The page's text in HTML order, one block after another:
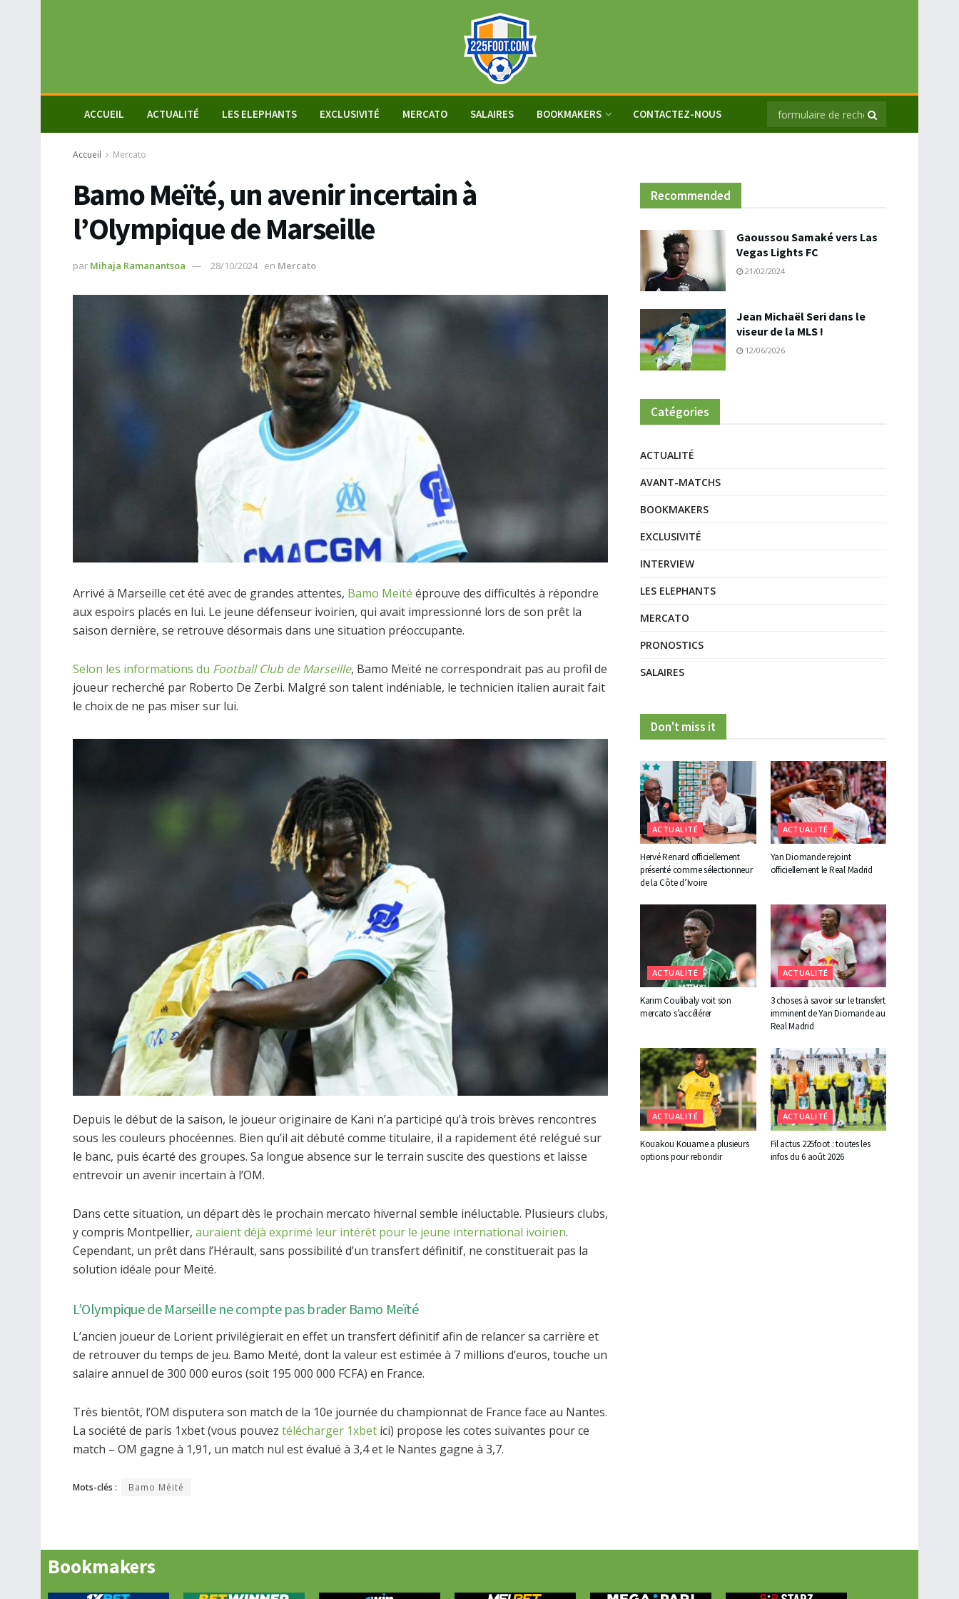
ACCUEIL ACTUALITÉ LES ELEPHANTS EXCLUSIVITÉ MERCATO SALAIRES BOOKMAKERS CONTACTEZ-NOUS
Accueil Mercato
Bamo Meïté, un avenir incertain à
l’Olympique de Marseille
par Mihaja Ramanantsoa 28/10/2024 en Mercato
Arrivé à Marseille cet été avec de grandes attentes, Bamo Meïté éprouve des difficultés à répondre
aux espoirs placés en lui. Le jeune défenseur ivoirien, qui avait impressionné lors de son prêt la
saison dernière, se retrouve désormais dans une situation préoccupante.
Selon les informations du Football Club de Marseille, Bamo Meïté ne correspondrait pas au profil de
joueur recherché par Roberto De Zerbi. Malgré son talent indéniable, le technicien italien aurait fait
le choix de ne pas miser sur lui.
Depuis le début de la saison, le joueur originaire de Kani n’a participé qu’à trois brèves rencontres
sous les couleurs phocéennes. Bien qu’il ait débuté comme titulaire, il a rapidement été relégué sur
le banc, puis écarté des groupes. Sa longue absence sur le terrain suscite des questions et laisse
entrevoir un avenir incertain à l’OM.
Dans cette situation, un départ dès le prochain mercato hivernal semble inéluctable. Plusieurs clubs,
y compris Montpellier, auraient déjà exprimé leur intérêt pour le jeune international ivoirien.
Cependant, un prêt dans l’Hérault, sans possibilité d’un transfert définitif, ne constituerait pas la
solution idéale pour Meïté.
L’Olympique de Marseille ne compte pas brader Bamo Meïté
L’ancien joueur de Lorient privilégierait en effet un transfert définitif afin de relancer sa carrière et
de retrouver du temps de jeu. Bamo Meïté, dont la valeur est estimée à 7 millions d’euros, touche un
salaire annuel de 300 000 euros (soit 195 000 000 FCFA) en France.
Très bientôt, l’OM disputera son match de la 10e journée du championnat de France face au Nantes.
La société de paris 1xbet (vous pouvez télécharger 1xbet ici) propose les cotes suivantes pour ce
match – OM gagne à 1,91, un match nul est évalué à 3,4 et le Nantes gagne à 3,7.
Mots-clés : Bamo Méité
Recommended
Gaoussou Samaké vers Las
Vegas Lights FC
21/02/2024
Jean Michaël Seri dans le
viseur de la MLS !
12/06/2026
Catégories
ACTUALITÉ
AVANT-MATCHS
BOOKMAKERS
EXCLUSIVITÉ
INTERVIEW
LES ELEPHANTS
MERCATO
PRONOSTICS
SALAIRES
Don't miss it
ACTUALITÉ
Hervé Renard officiellement
présenté comme sélectionneur
de la Côte d’Ivoire
ACTUALITÉ
Yan Diomande rejoint
officiellement le Real Madrid
ACTUALITÉ
Karim Coulibaly voit son
mercato s’accélérer
ACTUALITÉ
3 choses à savoir sur le transfert
imminent de Yan Diomande au
Real Madrid
ACTUALITÉ
Kouakou Kouame a plusieurs
options pour rebondir
ACTUALITÉ
Fil actus 225foot : toutes les
infos du 6 août 2026
Bookmakers